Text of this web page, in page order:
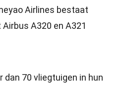
Airlines bestaat
A320 en A321
dan 70 vliegtuigen in hun